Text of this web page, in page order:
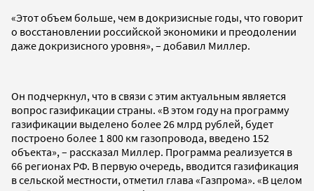
«Этот объем больше, чем в докризисные годы, что говорит
о восстановлении российской экономики и преодолении
даже докризисного уровня», – добавил Миллер.
Он подчеркнул, что в связи с этим актуальным является
вопрос газификации страны. «В этом году на программу
газификации выделено более 26 млрд рублей, будет
построено более 1 800 км газопровода, введено 152
объекта», – рассказал Миллер. Программа реализуется в
66 регионах РФ. В первую очередь, вводится газификация
в сельской местности, отметил глава «Газпрома». «В целом